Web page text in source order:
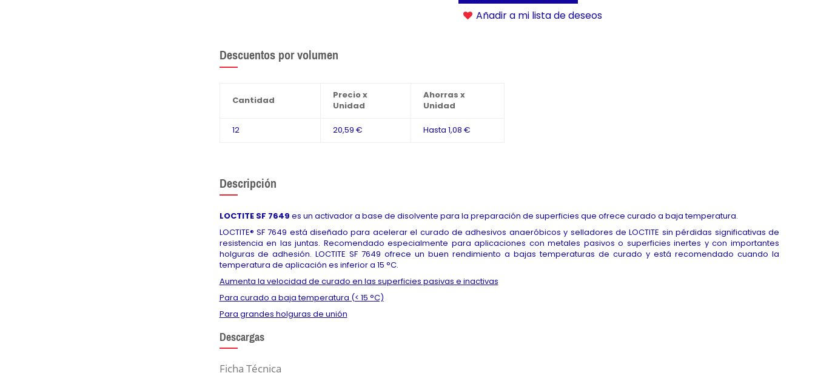
Añadir a mi lista de deseos
Descuentos por volumen
Cantidad
Precio x
Unidad
Ahorras x
Unidad
12 20,59 € Hasta 1,08 €
Descripción
LOCTITE SF 7649 es un activador a base de disolvente para la preparación de superficies que ofrece curado a baja temperatura.
LOCTITE® SF 7649 está diseñado para acelerar el curado de adhesivos anaeróbicos y selladores de LOCTITE sin pérdidas significativas de
resistencia en las juntas. Recomendado especialmente para aplicaciones con metales pasivos o superficies inertes y con importantes
holguras de adhesión. LOCTITE SF 7649 ofrece un buen rendimiento a bajas temperaturas de curado y está recomendado cuando la
temperatura de aplicación es inferior a 15 °C.
Aumenta la velocidad de curado en las superficies pasivas e inactivas
Para curado a baja temperatura (< 15 °C)
Para grandes holguras de unión
Descargas
Ficha Técnica